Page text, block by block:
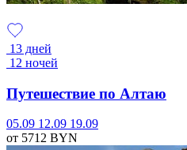
13 дней
12 ночей
Путешествие по Алтаю
05.09 12.09 19.09
от 5712 BYN